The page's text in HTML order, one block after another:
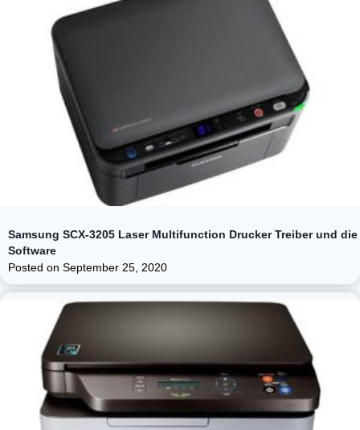
Samsung SCX-3205 Laser Multifunction Drucker Treiber und die
Software
Posted on September 25, 2020